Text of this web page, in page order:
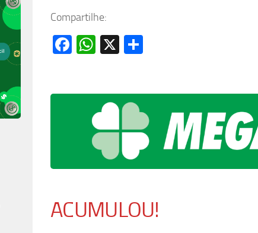
Compartilhe:
Facebook
WhatsApp
X
ACUMULOU!